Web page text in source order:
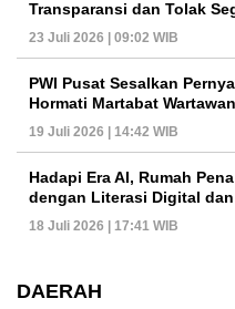
Transparansi dan Tolak
23 Juli 2026 | 09:02 WIB
PWI Pusat Sesalkan
Hormati Martabat
19 Juli 2026 | 14:42 WIB
Hadapi Era AI, Rumah
dengan Literasi Digital
18 Juli 2026 | 17:41 WIB
DAERAH